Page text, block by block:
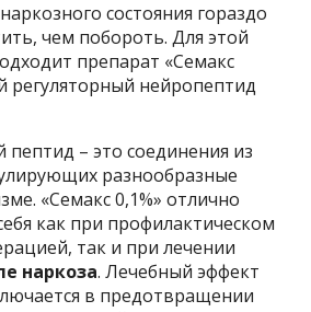
состояния гораздо
чем побороть. Для этой
препарат «Семакс
регуляторный нейропептид
пептид – это соединения из
разнообразные
«Семакс 0,1%» отлично
как при профилактическом
так и при лечении
наркоза. Лечебный эффект
в предотвращении